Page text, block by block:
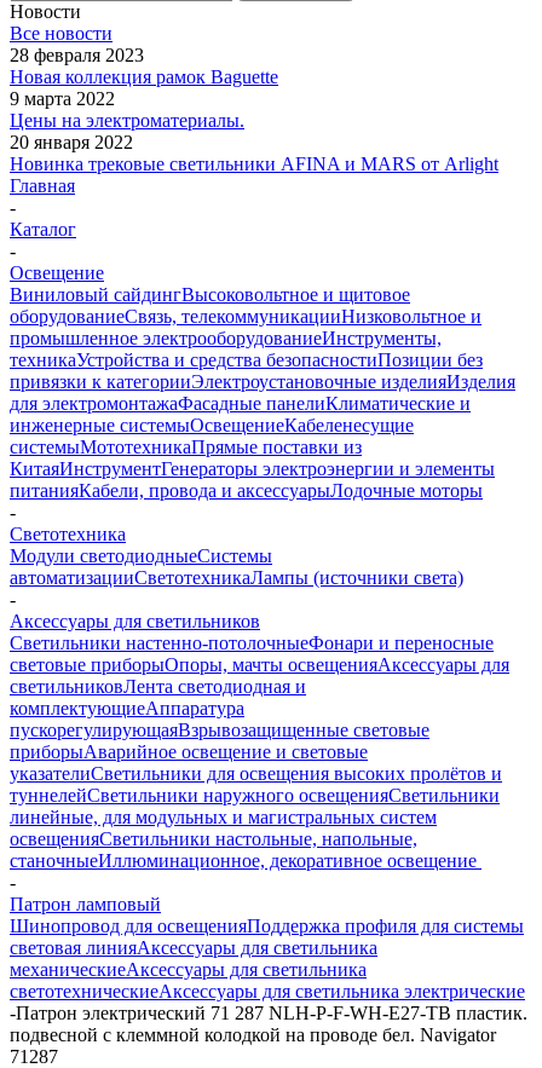
Новости
Все новости
28 февраля 2023
Новая коллекция рамок Baguette
9 марта 2022
Цены на электроматериалы.
20 января 2022
Новинка трековые светильники AFINA и MARS от Arlight
Главная
-
Каталог
-
Освещение
Виниловый сайдингВысоковольтное и щитовое
оборудованиеСвязь, телекоммуникацииНизковольтное и
промышленное электрооборудованиеИнструменты,
техникаУстройства и средства безопасностиПозиции без
привязки к категорииЭлектроустановочные изделияИзделия
для электромонтажаФасадные панелиКлиматические и
инженерные системыОсвещениеКабеленесущие
системыМототехникаПрямые поставки из
КитаяИнструментГенераторы электроэнергии и элементы
питанияКабели, провода и аксессуарыЛодочные моторы
-
Светотехника
Модули светодиодныеСистемы
автоматизацииСветотехникаЛампы (источники света)
-
Аксессуары для светильников
Светильники настенно-потолочныеФонари и переносные
световые приборыОпоры, мачты освещенияАксессуары для
светильниковЛента светодиодная и
комплектующиеАппаратура
пускорегулирующаяВзрывозащищенные световые
приборыАварийное освещение и световые
указателиСветильники для освещения высоких пролётов и
туннелейСветильники наружного освещенияСветильники
линейные, для модульных и магистральных систем
освещенияСветильники настольные, напольные,
станочныеИллюминационное, декоративное освещение
-
Патрон ламповый
Шинопровод для освещенияПоддержка профиля для системы
световая линияАксессуары для светильника
механическиеАксессуары для светильника
светотехническиеАксессуары для светильника электрические
-Патрон электрический 71 287 NLH-P-F-WH-E27-TB пластик.
подвесной с клеммной колодкой на проводе бел. Navigator
71287